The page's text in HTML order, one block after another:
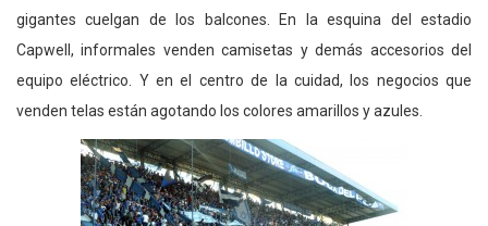
gigantes cuelgan de los balcones. En la esquina del estadio
Capwell, informales venden camisetas y demás accesorios del
equipo eléctrico. Y en el centro de la cuidad, los negocios que
venden telas están agotando los colores amarillos y azules.